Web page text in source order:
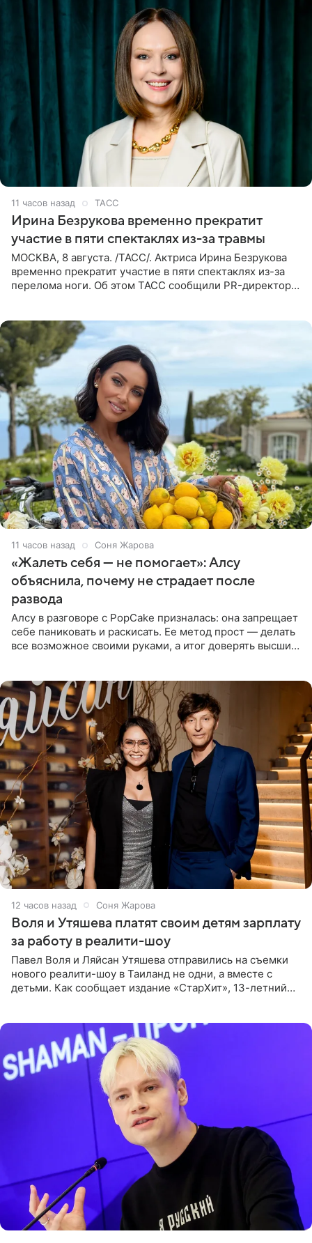
11 часов назад ТАСС
Ирина Безрукова временно прекратит
участие в пяти спектаклях из-за травмы
МОСКВА, 8 августа. /ТАСС/. Актриса Ирина Безрукова
временно прекратит участие в пяти спектаклях из-за
перелома ноги. Об этом ТАСС сообщили PR-директор
11 часов назад Соня Жарова
«Жалеть себя — не помогает»: Алсу
объяснила, почему не страдает после
развода
Алсу в разговоре с PopCake призналась: она запрещает
себе паниковать и раскисать. Ее метод прост — делать
все возможное своими руками, а итог доверять высшим
12 часов назад Соня Жарова
Воля и Утяшева платят своим детям зарплату
за работу в реалити-шоу
Павел Воля и Ляйсан Утяшева отправились на съемки
нового реалити-шоу в Таиланд не одни, а вместе с
детьми. Как сообщает издание «СтарХит», 13-летний